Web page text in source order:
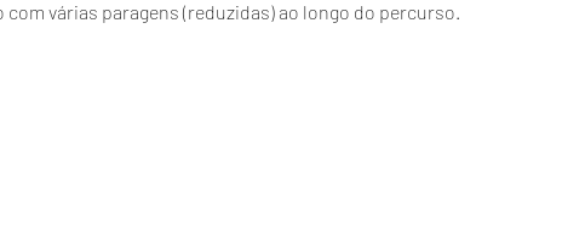
com várias paragens (reduzidas) ao longo do percurso.